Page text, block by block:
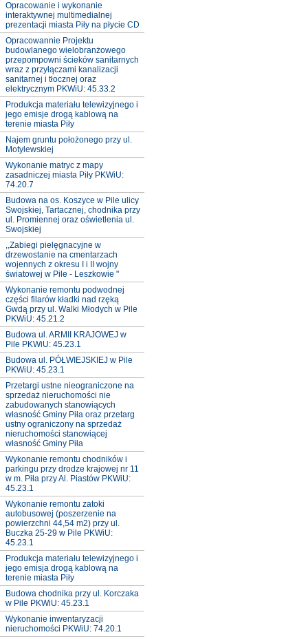
Opracowanie i wykonanie
interaktywnej multimedialnej
prezentacji miasta Piły na płycie CD
Opracowannie Projektu
budowlanego wielobranżowego
przepompowni ścieków sanitarnych
wraz z przyłączami kanalizacji
sanitarnej i tłocznej oraz
elektrycznym PKWiU: 45.33.2
Produkcja materiału telewizyjnego i
jego emisje drogą kablową na
terenie miasta Piły
Najem gruntu położonego przy ul.
Motylewskiej
Wykonanie matryc z mapy
zasadniczej miasta Piły PKWiU:
74.20.7
Budowa na os. Koszyce w Pile ulicy
Swojskiej, Tartacznej, chodnika przy
ul. Promiennej oraz oświetlenia ul.
Swojskiej
,,Zabiegi pielęgnacyjne w
drzewostanie na cmentarzach
wojennych z okresu I i II wojny
światowej w Pile - Leszkowie "
Wykonanie remontu podwodnej
części filarów kładki nad rzęką
Gwdą przy ul. Walki Młodych w Pile
PKWiU: 45.21.2
Budowa ul. ARMII KRAJOWEJ w
Pile PKWiU: 45.23.1
Budowa ul. PÓŁWIEJSKIEJ w Pile
PKWiU: 45.23.1
Przetargi ustne nieograniczone na
sprzedaż nieruchomości nie
zabudowanych stanowiących
własność Gminy Piła oraz przetarg
ustny ograniczony na sprzedaż
nieruchomości stanowiącej
własność Gminy Piła
Wykonanie remontu chodników i
parkingu przy drodze krajowej nr 11
w m. Piła przy Al. Piastów PKWiU:
45.23.1
Wykonanie remontu zatoki
autobusowej (poszerzenie na
powierzchni 44,54 m2) przy ul.
Buczka 25-29 w Pile PKWiU:
45.23.1
Produkcja materiału telewizyjnego i
jego emisja drogą kablową na
terenie miasta Piły
Budowa chodnika przy ul. Korczaka
w Pile PKWiU: 45.23.1
Wykonanie inwentaryzacji
nieruchomości PKWiU: 74.20.1